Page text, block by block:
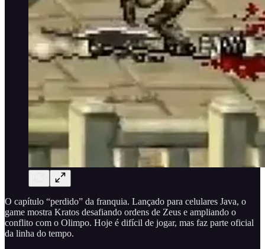
O capítulo “perdido” da franquia. Lançado para celulares Java, o
game mostra Kratos desafiando ordens de Zeus e ampliando o
conflito com o Olimpo. Hoje é difícil de jogar, mas faz parte oficial
da linha do tempo.